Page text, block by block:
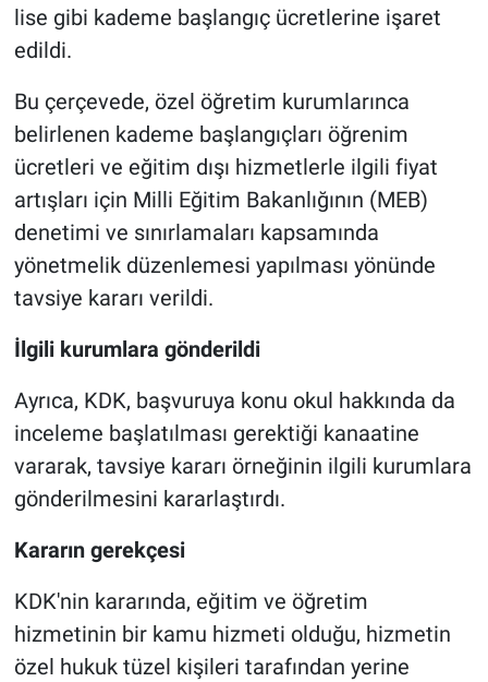
lise gibi kademe başlangıç ücretlerine işaret
edildi.
Bu çerçevede, özel öğretim kurumlarınca
belirlenen kademe başlangıçları öğrenim
ücretleri ve eğitim dışı hizmetlerle ilgili fiyat
artışları için Milli Eğitim Bakanlığının (MEB)
denetimi ve sınırlamaları kapsamında
yönetmelik düzenlemesi yapılması yönünde
tavsiye kararı verildi.
İlgili kurumlara gönderildi
Ayrıca, KDK, başvuruya konu okul hakkında da
inceleme başlatılması gerektiği kanaatine
vararak, tavsiye kararı örneğinin ilgili kurumlara
gönderilmesini kararlaştırdı.
Kararın gerekçesi
KDK'nin kararında, eğitim ve öğretim
hizmetinin bir kamu hizmeti olduğu, hizmetin
özel hukuk tüzel kişileri tarafından yerine